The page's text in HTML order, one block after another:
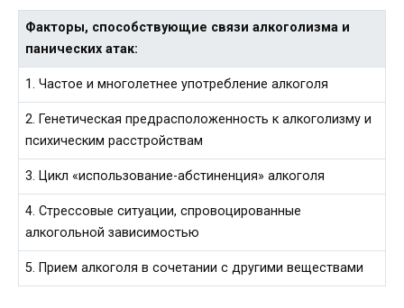
Факторы, способствующие связи алкоголизма и
панических атак:
1. Частое и многолетнее употребление алкоголя
2. Генетическая предрасположенность к алкоголизму и
психическим расстройствам
3. Цикл «использование-абстиненция» алкоголя
4. Стрессовые ситуации, спровоцированные
алкогольной зависимостью
5. Прием алкоголя в сочетании с другими веществами